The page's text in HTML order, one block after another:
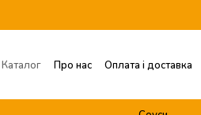
Каталог Про нас
Оплата і доставка
Обмін та повернення